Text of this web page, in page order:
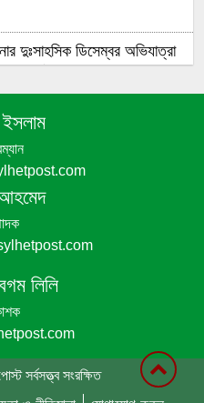
দুঃসাহসিক ডিসেম্বর অভিযাত্রা
ভারতীয় অবৈধ পণ্য আটক
ঝুলন্ত মরদেহ উদ্ধার
মারিয়া এলিনের সংবাদ
প্রলোভনে দুই শিশুকে ধর্ষণের
১
লিলি
সর্বসত্ত্ব সংরক্ষিত